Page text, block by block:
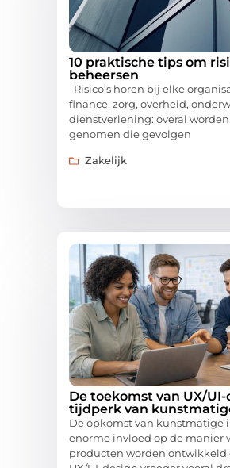
10 praktische tips om
beheersen
Risico’s horen bij elke
finance, zorg, overheid,
dienstverlening: overal
genomen die gevolgen
Zakelijk
De toekomst van UX/
tijdperk van
De opkomst van kunstmatige
enorme invloed op de manier
producten worden ontwikkeld